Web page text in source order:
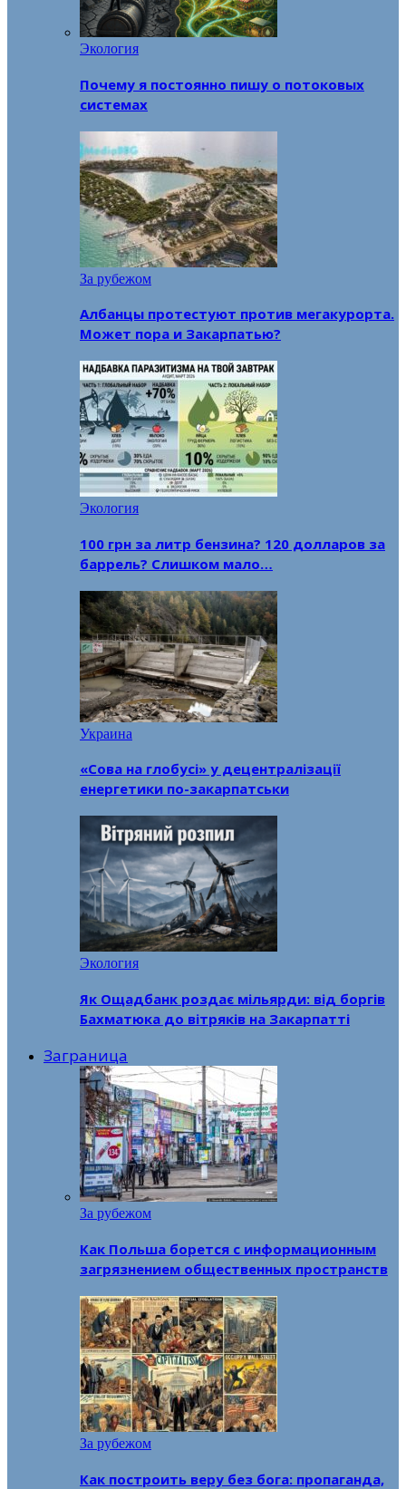
Экология
Почему я постоянно пишу о потоковых
системах
За рубежом
Албанцы протестуют против мегакурорта.
Может пора и Закарпатью?
Экология
100 грн за литр бензина? 120 долларов за
баррель? Слишком мало…
Украина
«Сова на глобусі» у децентралізації
енергетики по-закарпатськи
Экология
Як Ощадбанк роздає мільярди: від боргів
Бахматюка до вітряків на Закарпатті
Заграница
За рубежом
Как Польша борется с информационным
загрязнением общественных пространств
За рубежом
Как построить веру без бога: пропаганда,